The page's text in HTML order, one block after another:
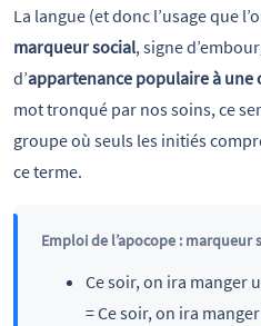
La langue (et donc l’usage que
marqueur social, signe
d’appartenance populaire à une
mot tronqué par nos soins, ce
groupe où seuls les initiés
ce terme.
Emploi de l’apocope : marqueur
Ce soir, on ira manger
= Ce soir, on ira